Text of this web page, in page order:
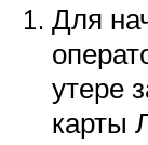
Для
утере
карты